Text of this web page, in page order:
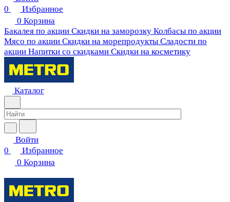
0
Избранное
0 Корзина
Бакалея по акции Скидки на заморозку Колбасы по акции
Мясо по акции Скидки на морепродукты Сладости по
акции Напитки со скидками Скидки на косметику
Каталог
Войти
0
Избранное
0 Корзина